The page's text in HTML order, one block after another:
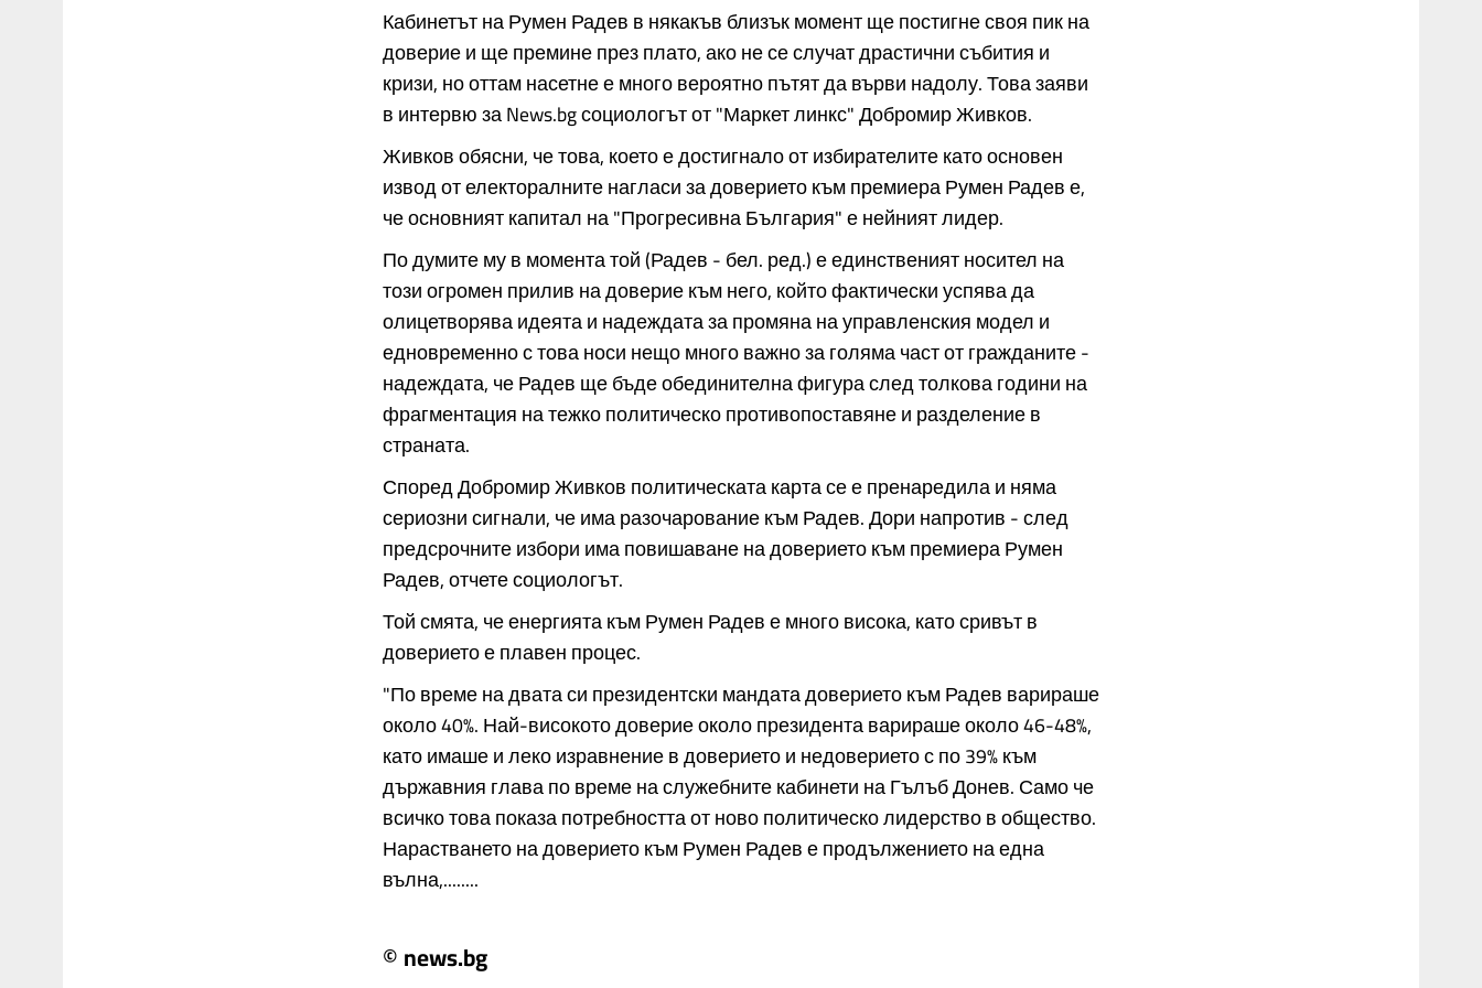
Кабинетът на Румен Радев в някакъв близък момент ще постигне своя пик на
доверие и ще премине през плато, ако не се случат драстични събития и
кризи, но оттам насетне е много вероятно пътят да върви надолу. Това заяви
в интервю за News.bg социологът от "Маркет линкс" Добромир Живков.
Живков обясни, че това, което е достигнало от избирателите като основен
извод от електоралните нагласи за доверието към премиера Румен Радев е,
че основният капитал на "Прогресивна България" е нейният лидер.
По думите му в момента той (Радев - бел. ред.) е единственият носител на
този огромен прилив на доверие към него, който фактически успява да
олицетворява идеята и надеждата за промяна на управленския модел и
едновременно с това носи нещо много важно за голяма част от гражданите -
надеждата, че Радев ще бъде обединителна фигура след толкова години на
фрагментация на тежко политическо противопоставяне и разделение в
страната.
Според Добромир Живков политическата карта се е пренаредила и няма
сериозни сигнали, че има разочарование към Радев. Дори напротив - след
предсрочните избори има повишаване на доверието към премиера Румен
Радев, отчете социологът.
Той смята, че енергията към Румен Радев е много висока, като сривът в
доверието е плавен процес.
"По време на двата си президентски мандата доверието към Радев варираше
около 40%. Най-високото доверие около президента варираше около 46-48%,
като имаше и леко изравнение в доверието и недоверието с по 39% към
държавния глава по време на служебните кабинети на Гълъб Донев. Само че
всичко това показа потребността от ново политическо лидерство в общество.
Нарастването на доверието към Румен Радев е продължението на една
вълна,........
© news.bg